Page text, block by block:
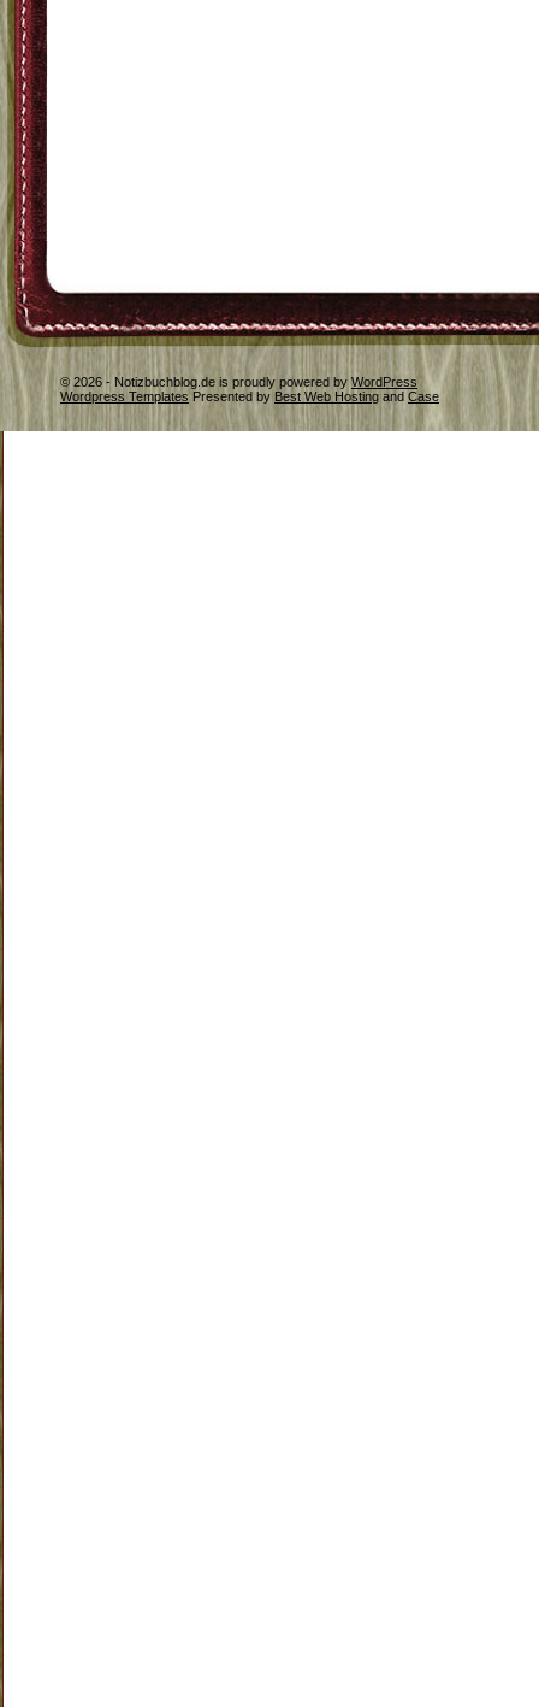
© 2026 - Notizbuchblog.de is proudly powered by WordPress
Wordpress Templates Presented by Best Web Hosting and Case